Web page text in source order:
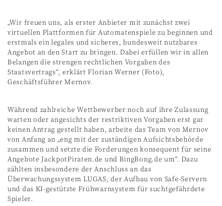
„Wir freuen uns, als erster Anbieter mit zunächst zwei
virtuellen Plattformen für Automatenspiele zu beginnen und
erstmals ein legales und sicheres, bundesweit nutzbares
Angebot an den Start zu bringen. Dabei erfüllen wir in allen
Belangen die strengen rechtlichen Vorgaben des
Staatsvertrags“, erklärt Florian Werner (Foto),
Geschäftsführer Mernov.
Während zahlreiche Wettbewerber noch auf ihre Zulassung
warten oder angesichts der restriktiven Vorgaben erst gar
keinen Antrag gestellt haben, arbeite das Team von Mernov
von Anfang an „eng mit der zuständigen Aufsichtsbehörde
zusammen und setzte die Forderungen konsequent für seine
Angebote JackpotPiraten.de und BingBong.de um“. Dazu
zählten insbesondere der Anschluss an das
Überwachungssystem LUGAS, der Aufbau von Safe-Servern
und das KI-gestützte Frühwarnsystem für suchtgefährdete
Spieler.